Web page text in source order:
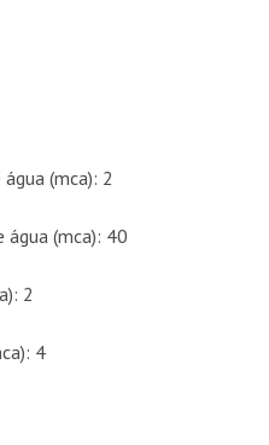
(mca): 2
água (mca): 40
2
4